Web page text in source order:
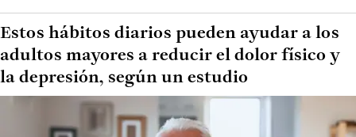
Estos hábitos diarios pueden ayudar a los
adultos mayores a reducir el dolor físico y
la depresión, según un estudio